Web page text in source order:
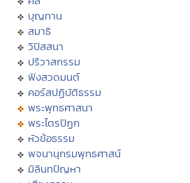
บุญทาน
สมาธิ
วิปัสสนา
ปริวาสกรรม
ฟังสวดมนต์
คอร์สปฏิบัติธรรม
พระพุทธศาสนา
พระไตรปิฏก
หัวข้อธรรม
พจนานุกรมพุทธศาสน์
มิลินทปัญหา